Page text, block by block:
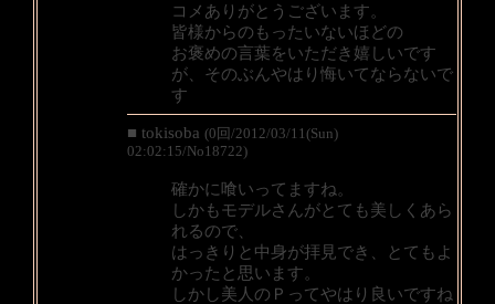
コメありがとうございます。
皆様からのもったいないほどの
お褒めの言葉をいただき嬉しいです
が、そのぶんやはり悔いてならないで
す
■ tokisoba (0回/2012/03/11(Sun)
02:02:15/No18722)
確かに喰いってますね。
しかもモデルさんがとても美しくあら
れるので、
はっきりと中身が拝見でき、とてもよ
かったと思います。
しかし美人のＰってやはり良いですね